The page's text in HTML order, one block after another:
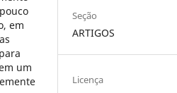
em
um
Seção
ARTIGOS
Licença